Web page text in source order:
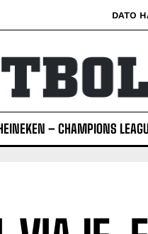
DATO
– CHAMPIONS